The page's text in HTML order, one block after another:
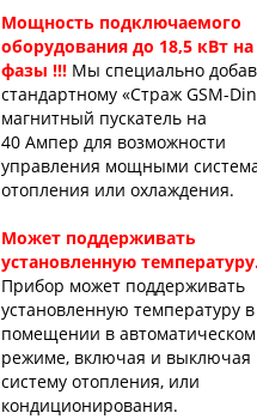
Мощность подключаемого
оборудования до 18,5 кВт на
фазы !!! Мы специально
стандартному «Страж GSM-
магнитный пускатель на
40 Ампер для возможности
управления мощными
отопления или охлаждения.
Может поддерживать
установленную
Прибор может поддерживать
установленную температуру в
помещении в автоматическом
режиме, включая и выключая
систему отопления, или
кондиционирования.